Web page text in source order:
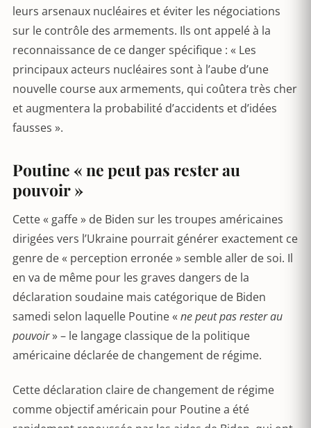
leurs arsenaux nucléaires et éviter les négociations
sur le contrôle des armements. Ils ont appelé à la
reconnaissance de ce danger spécifique : « Les
principaux acteurs nucléaires sont à l’aube d’une
nouvelle course aux armements, qui coûtera très cher
et augmentera la probabilité d’accidents et d’idées
fausses ».
Poutine « ne peut pas rester au
pouvoir »
Cette « gaffe » de Biden sur les troupes américaines
dirigées vers l’Ukraine pourrait générer exactement ce
genre de « perception erronée » semble aller de soi. Il
en va de même pour les graves dangers de la
déclaration soudaine mais catégorique de Biden
samedi selon laquelle Poutine « ne peut pas rester au
pouvoir» – le langage classique de la politique
américaine déclarée de changement de régime.
Cette déclaration claire de changement de régime
comme objectif américain pour Poutine a été